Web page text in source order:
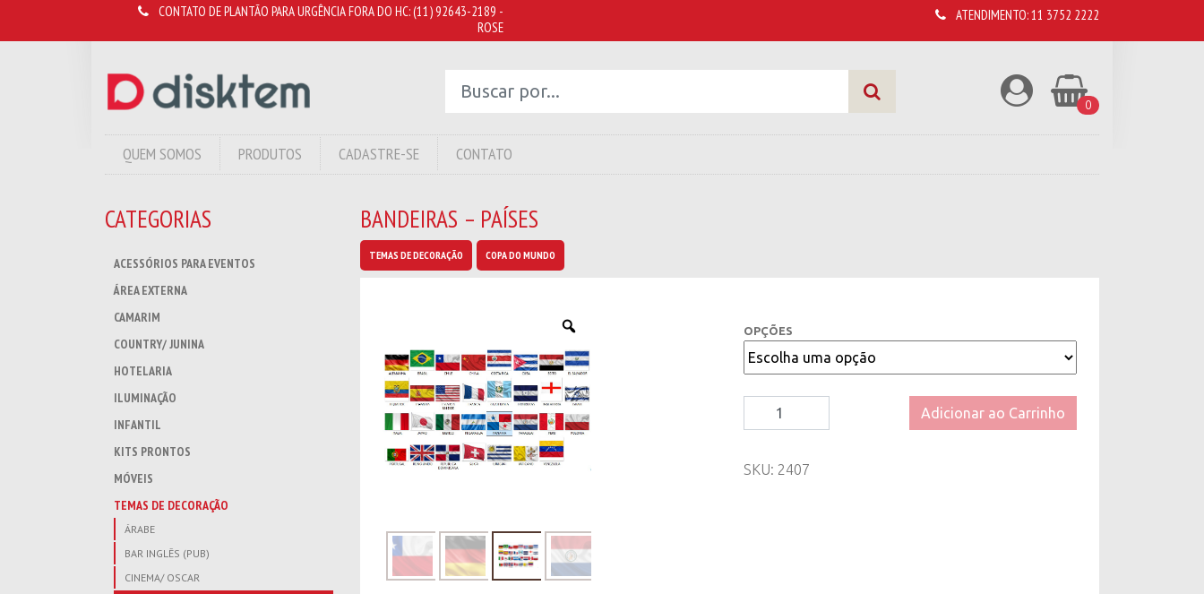
CONTATO DE PLANTÃO PARA URGÊNCIA FORA DO HC:(11) 92643-2189 -
ROSE
ATENDIMENTO:11 3752 2222
0
QUEM SOMOS PRODUTOS CADASTRE-SE CONTATO
CATEGORIAS
ACESSÓRIOS PARA EVENTOS
ÁREA EXTERNA
CAMARIM
COUNTRY/ JUNINA
HOTELARIA
ILUMINAÇÃO
INFANTIL
KITS PRONTOS
MÓVEIS
TEMAS DE DECORAÇÃO
ÁRABE
BAR INGLÊS (PUB)
CINEMA/ OSCAR
BANDEIRAS – PAÍSES
TEMAS DE DECORAÇÃO COPA DO MUNDO
OPÇÕES
Bandeiras
-
quantity
Adicionar ao Carrinho
SKU: 2407